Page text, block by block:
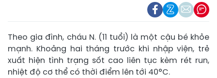
Theo gia đình, cháu N. (11 tuổi) là một cậu bé khỏe
mạnh. Khoảng hai tháng trước khi nhập viện, trẻ
xuất hiện tình trạng sốt cao liên tục kèm rét run,
nhiệt độ cơ thể có thời điểm lên tới 40°C.